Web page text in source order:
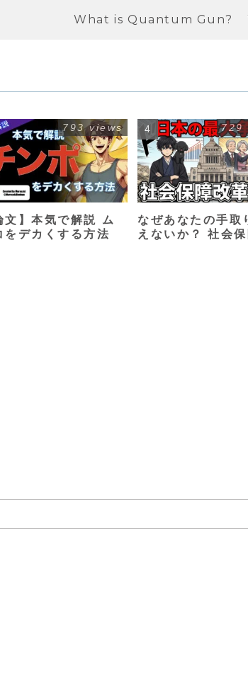
What is Quantum Gun?
文】本気で解説 ム
をデカくする方法
793 views
なぜあなたの手取
えないか？ 社会保
729